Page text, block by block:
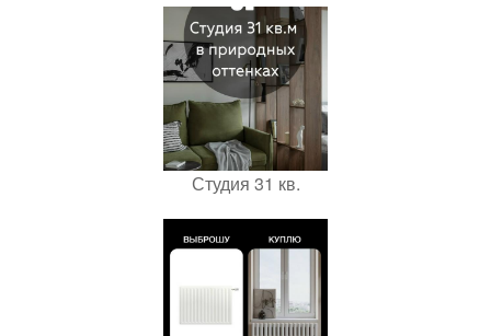
Студия 31 кв.